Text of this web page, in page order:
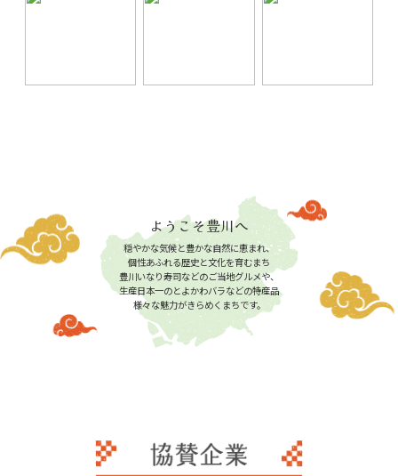
ようこそ豊川へ
穏やかな気候と豊かな自然に恵まれ、
個性あふれる歴史と文化を育むまち
豊川いなり寿司などのご当地グルメや、
生産日本一のとよかわバラなどの特産品
様々な魅力がきらめくまちです。